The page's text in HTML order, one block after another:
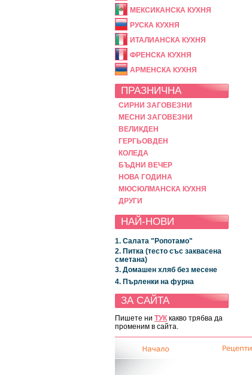
МЕКСИКАНСКА КУХНЯ
РУСКА КУХНЯ
ИТАЛИАНСКА КУХНЯ
ФРЕНСКА КУХНЯ
АРМЕНСКА КУХНЯ
ПРАЗНИЧНА
СИРНИ ЗАГОВЕЗНИ
МЕСНИ ЗАГОВЕЗНИ
ВЕЛИКДЕН
ГЕРГЬОВДЕН
КОЛЕДА
БЪДНИ ВЕЧЕР
НОВА ГОДИНА
МЮСЮЛМАНСКА КУХНЯ
ДРУГИ
НАЙ-НОВИ
1. Салата "Ропотамо"
2. Питка (тесто със заквасена
сметана)
3. Домашен хляб без месене
4. Пърленки на фурна
ЗА САЙТА
Пишете ни ТУК какво трябва да
променим в сайта.